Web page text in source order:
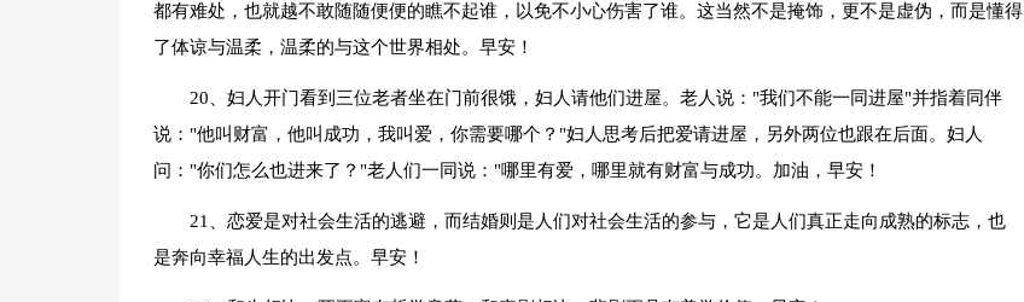
都有难处，也就越不敢随随便便的瞧不起谁，以免不小心伤害了谁。这当然不是掩饰，更不是虚伪，而是懂得
了体谅与温柔，温柔的与这个世界相处。早安！
20、妇人开门看到三位老者坐在门前很饿，妇人请他们进屋。老人说："我们不能一同进屋"并指着同伴
说："他叫财富，他叫成功，我叫爱，你需要哪个？"妇人思考后把爱请进屋，另外两位也跟在后面。妇人
问："你们怎么也进来了？"老人们一同说："哪里有爱，哪里就有财富与成功。加油，早安！
21、恋爱是对社会生活的逃避，而结婚则是人们对社会生活的参与，它是人们真正走向成熟的标志，也
是奔向幸福人生的出发点。早安！